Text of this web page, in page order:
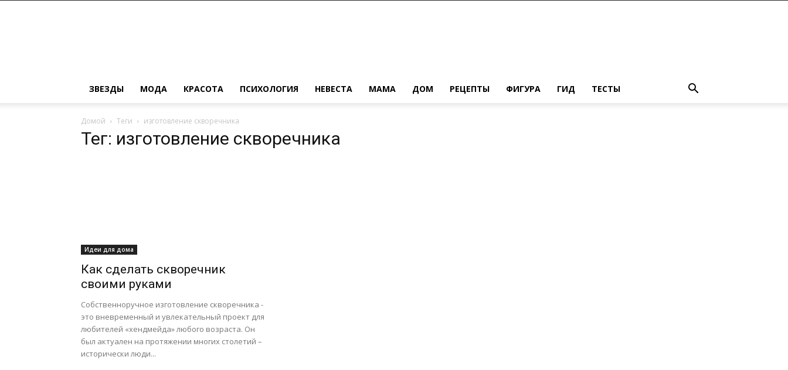
замужестве
ЗВЕЗДЫ МОДА КРАСОТА ПСИХОЛОГИЯ НЕВЕСТА МАМА ДОМ РЕЦЕПТЫ ФИГУРА ГИД ТЕСТЫ
Домой Теги изготовление скворечника
Тег: изготовление скворечника
Идеи для дома
Как сделать скворечник
своими руками
Собственноручное изготовление скворечника -
это вневременный и увлекательный проект для
любителей «хендмейда» любого возраста. Он
был актуален на протяжении многих столетий –
исторически люди...